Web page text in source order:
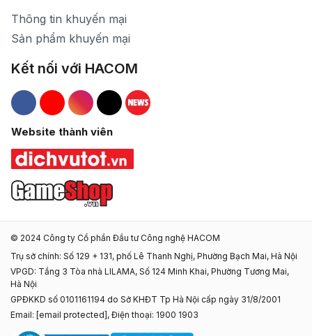
Thông tin khuyến mại
Sản phẩm khuyến mại
Kết nối với HACOM
Hacom Facebook
Hacom YouTube
Hacom Instagram
Hacom TikTok
Website thành viên
© 2024 Công ty Cổ phần Đầu tư Công nghệ HACOM
Trụ sở chính: Số 129 + 131, phố Lê Thanh Nghị, Phường Bạch Mai, Hà Nội
VPGD: Tầng 3 Tòa nhà LILAMA, Số 124 Minh Khai, Phường Tương Mai,
Hà Nội
GPĐKKD số 0101161194 do Sở KHĐT Tp Hà Nội cấp ngày 31/8/2001
Email: [email protected] , Điện thoại: 1900 1903